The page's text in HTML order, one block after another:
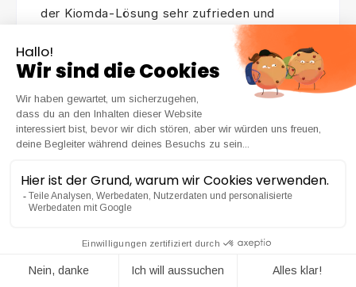
der Kiomda-Lösung sehr zufrieden und
würden sie jederzeit weiterempfehlen.“
Sèvre Nantaise
Radverkehrsinfrastruktur